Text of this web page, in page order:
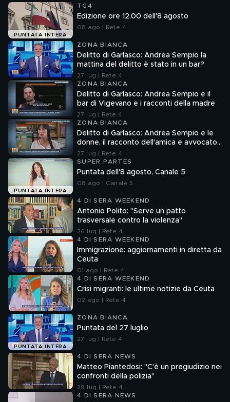
PUNTATA INTERA
TG4
Edizione ore 12.00 dell'8 agosto
08 ago | Rete 4
ZONA BIANCA
Delitto di Garlasco: Andrea Sempio la
mattina del delitto è stato in un bar?
27 lug | Rete 4
ZONA BIANCA
Delitto di Garlasco: Andrea Sempio e il
bar di Vigevano e i racconti della madre
27 lug | Rete 4
ZONA BIANCA
Delitto di Garlasco: Andrea Sempio e le
donne, il racconto dell'amica e avvocato
Angela Taccia
27 lug | Rete 4
PUNTATA INTERA
SUPER PARTES
Puntata dell'8 agosto, Canale 5
08 ago | Canale 5
4 DI SERA WEEKEND
Antonio Polito: "Serve un patto
trasversale contro la violenza"
26 lug | Rete 4
4 DI SERA WEEKEND
Immigrazione: aggiornamenti in diretta da
Ceuta
01 ago | Rete 4
4 DI SERA WEEKEND
Crisi migranti: le ultime notizie da Ceuta
02 ago | Rete 4
PUNTATA INTERA
ZONA BIANCA
Puntata del 27 luglio
27 lug | Rete 4
4 DI SERA NEWS
Matteo Piantedosi: "C'è un pregiudizio nei
confronti della polizia"
29 lug | Rete 4
4 DI SERA NEWS